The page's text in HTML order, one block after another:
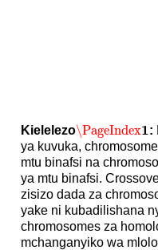
Kielelezo\PageIndex1
\PageIndex1:
ya kuvuka,
mtu binafsi na
ya mtu binafsi.
zisizo dada za
yake ni kubadilishana
chromosomes za
mchanganyiko wa